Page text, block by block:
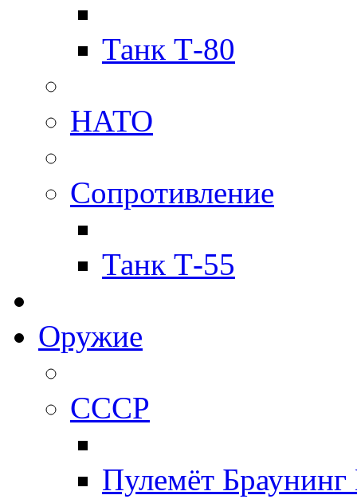
Танк Т-80
НАТО
Сопротивление
Танк Т-55
Оружие
СССР
Пулемёт